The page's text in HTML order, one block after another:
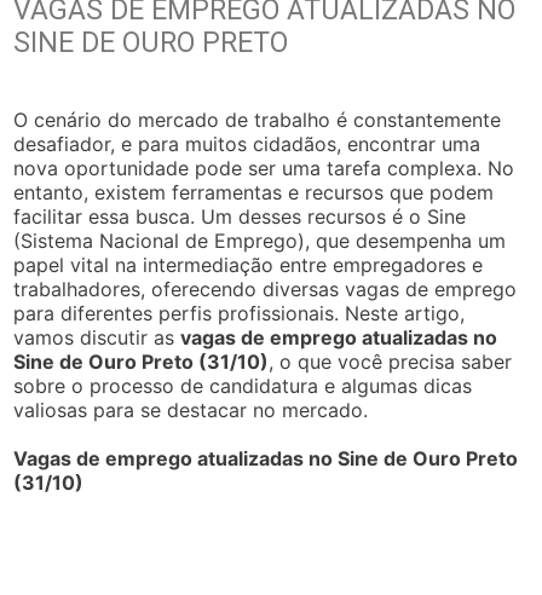
VAGAS DE EMPREGO ATUALIZADAS NO
SINE DE OURO PRETO
O cenário do mercado de trabalho é constantemente
desafiador, e para muitos cidadãos, encontrar uma
nova oportunidade pode ser uma tarefa complexa. No
entanto, existem ferramentas e recursos que podem
facilitar essa busca. Um desses recursos é o Sine
(Sistema Nacional de Emprego), que desempenha um
papel vital na intermediação entre empregadores e
trabalhadores, oferecendo diversas vagas de emprego
para diferentes perfis profissionais. Neste artigo,
vamos discutir asvagas de emprego atualizadas no
Sine de Ouro Preto (31/10), o que você precisa saber
sobre o processo de candidatura e algumas dicas
valiosas para se destacar no mercado.
Vagas de emprego atualizadas no Sine de Ouro Preto
(31/10)